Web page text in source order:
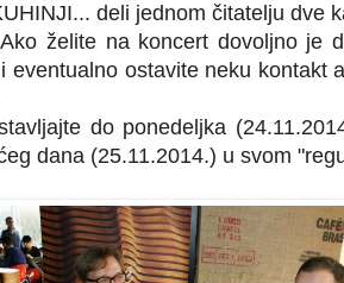
deli jednom čitatelju dve
želite na koncert dovoljno je
eventualno ostavite neku kontakt
do ponedeljka
dana (25.11.2014.) u svom